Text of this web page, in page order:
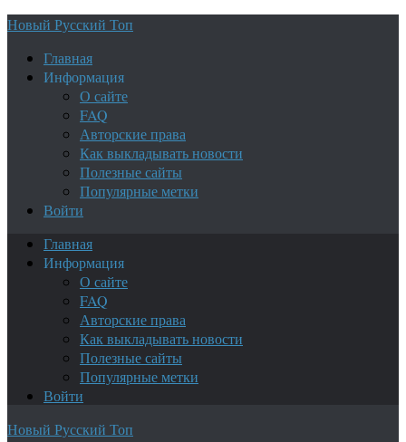
Новый Русский Топ
Главная
Информация
О сайте
FAQ
Авторские права
Как выкладывать новости
Полезные сайты
Популярные метки
Войти
Главная
Информация
О сайте
FAQ
Авторские права
Как выкладывать новости
Полезные сайты
Популярные метки
Войти
Новый Русский Топ